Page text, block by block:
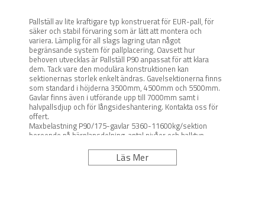
Pallställ av lite kraftigare typ konstruerat för EUR-pall, för
säker och stabil förvaring som är lätt att montera och
variera. Lämplig för all slags lagring utan något
begränsande system för pallplacering. Oavsett hur
behoven utvecklas är Pallställ P90 anpassat för att klara
dem. Tack vare den modulära konstruktionen kan
sektionernas storlek enkelt ändras. Gavelsektionerna finns
som standard i höjderna 3500mm, 4500mm och 5500mm.
Gavlar finns även i utförande upp till 7000mm samt i
halvpallsdjup och för långsideshantering. Kontakta oss för
offert.
Maxbelastning P90/175-gavlar 5360-11600kg/sektion
beroende på bärplansdelning, antal nivåer och balktyp
varje gavelsektion, dessa skall placeras på väl synliga
platser i lokalen. Sektionslasterna (enligt skylt) gäller
Läs Mer